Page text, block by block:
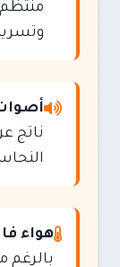
ناتج
هواء
بالرغم